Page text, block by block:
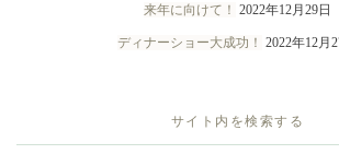
来年に向けて！ 2022年12月29日
ディナーショー大成功！ 2022年12月
サイト内を検索する